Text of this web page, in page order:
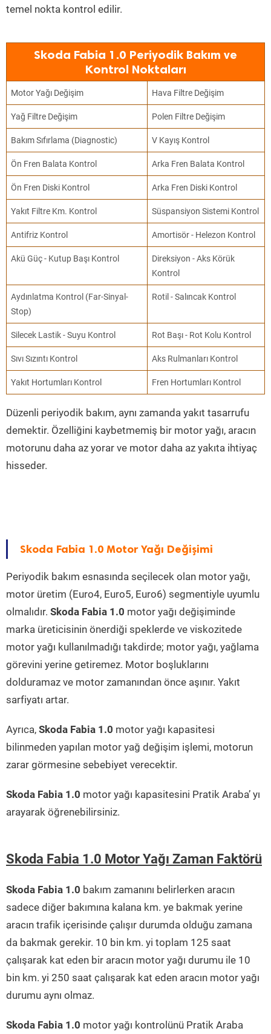
temel nokta kontrol edilir.
Skoda Fabia 1.0 Periyodik Bakım ve
Kontrol Noktaları
Motor Yağı Değişim Hava Filtre Değişim
Yağ Filtre Değişim Polen Filtre Değişim
Bakım Sıfırlama (Diagnostic) V Kayış Kontrol
Ön Fren Balata Kontrol Arka Fren Balata Kontrol
Ön Fren Diski Kontrol Arka Fren Diski Kontrol
Yakıt Filtre Km. Kontrol Süspansiyon Sistemi Kontrol
Antifriz Kontrol Amortisör - Helezon Kontrol
Akü Güç - Kutup Başı Kontrol
Direksiyon - Aks Körük
Kontrol
Aydınlatma Kontrol (Far-Sinyal-
Stop)
Rotil - Salıncak Kontrol
Silecek Lastik - Suyu Kontrol Rot Başı - Rot Kolu Kontrol
Sıvı Sızıntı Kontrol Aks Rulmanları Kontrol
Yakıt Hortumları Kontrol Fren Hortumları Kontrol
Düzenli periyodik bakım, aynı zamanda yakıt tasarrufu
demektir. Özelliğini kaybetmemiş bir motor yağı, aracın
motorunu daha az yorar ve motor daha az yakıta ihtiyaç
hisseder.
Skoda Fabia 1.0 Motor Yağı Değişimi
Periyodik bakım esnasında seçilecek olan motor yağı,
motor üretim (Euro4, Euro5, Euro6) segmentiyle uyumlu
olmalıdır. Skoda Fabia 1.0 motor yağı değişiminde
marka üreticisinin önerdiği speklerde ve viskozitede
motor yağı kullanılmadığı takdirde; motor yağı, yağlama
görevini yerine getiremez. Motor boşluklarını
dolduramaz ve motor zamanından önce aşınır. Yakıt
sarfiyatı artar.
Ayrıca, Skoda Fabia 1.0 motor yağı kapasitesi
bilinmeden yapılan motor yağ değişim işlemi, motorun
zarar görmesine sebebiyet verecektir.
Skoda Fabia 1.0 motor yağı kapasitesini Pratik Araba’ yı
arayarak öğrenebilirsiniz.
Skoda Fabia 1.0 Motor Yağı Zaman Faktörü
Skoda Fabia 1.0 bakım zamanını belirlerken aracın
sadece diğer bakımına kalana km. ye bakmak yerine
aracın trafik içerisinde çalışır durumda olduğu zamana
da bakmak gerekir. 10 bin km. yi toplam 125 saat
çalışarak kat eden bir aracın motor yağı durumu ile 10
bin km. yi 250 saat çalışarak kat eden aracın motor yağı
durumu aynı olmaz.
Skoda Fabia 1.0 motor yağı kontrolünü Pratik Araba